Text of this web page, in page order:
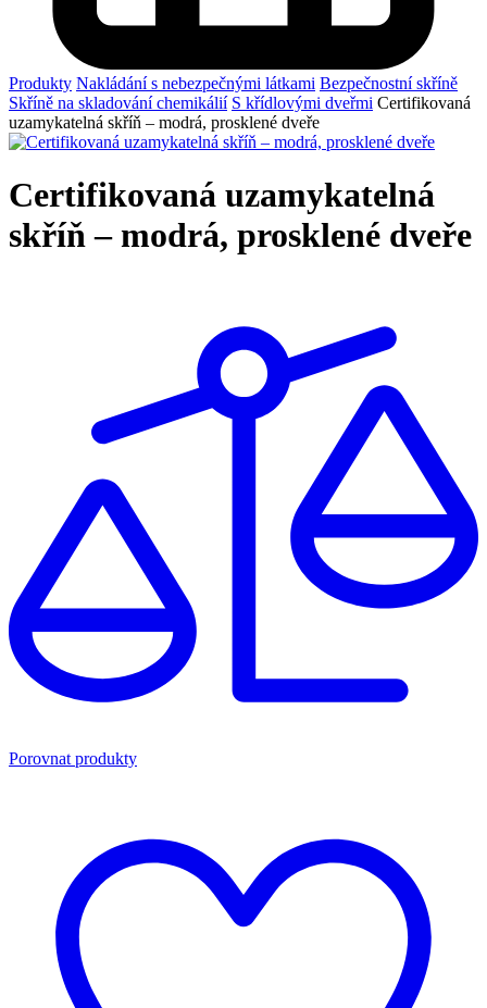
Produkty Nakládání s nebezpečnými látkami Bezpečnostní skříně
Skříně na skladování chemikálií S křídlovými dveřmi Certifikovaná
uzamykatelná skříň – modrá, prosklené dveře
Certifikovaná uzamykatelná
skříň – modrá, prosklené dveře
Porovnat produkty